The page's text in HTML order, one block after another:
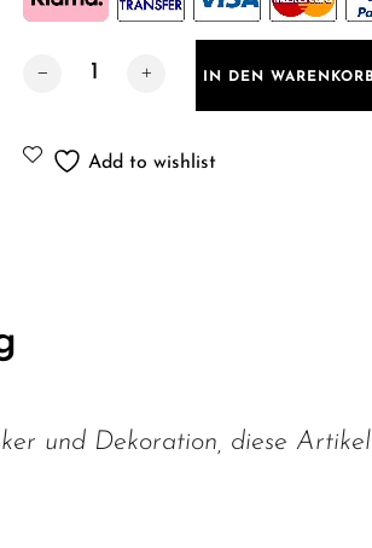
Wohnzimmer Komplett -10-teilig,
IN DEN
Add to wishlist
und Dekoration, diese